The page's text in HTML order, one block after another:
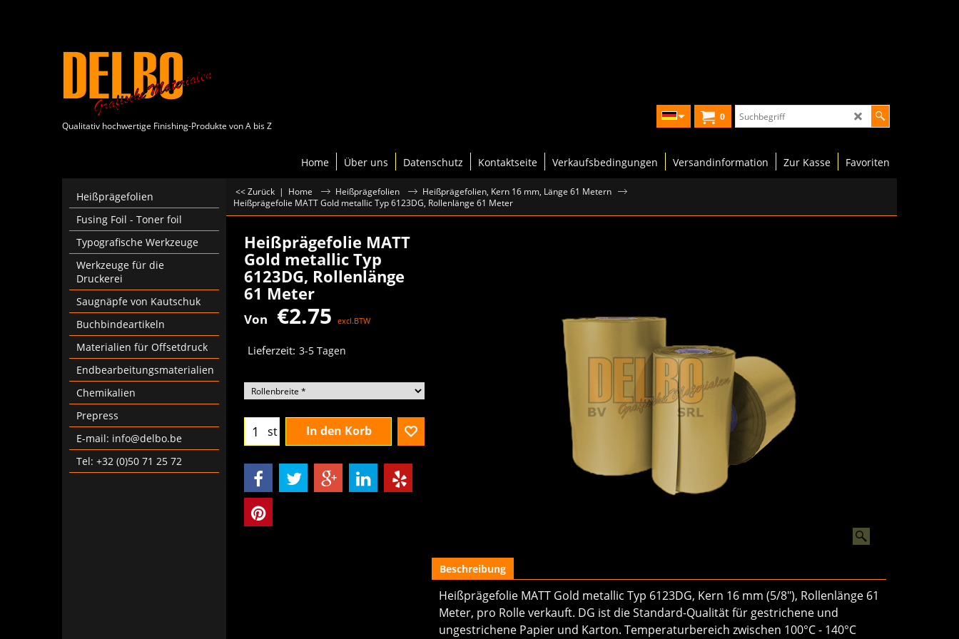
Qualitativ hochwertige Finishing-Produkte von A bis Z
0
Home Über uns Datenschutz Kontaktseite Verkaufsbedingungen Versandinformation Zur Kasse Favoriten
Heißprägefolien
Fusing Foil - Toner foil
Typografische Werkzeuge
Werkzeuge für die
Druckerei
Saugnäpfe von Kautschuk
Buchbindeartikeln
Materialien für Offsetdruck
Endbearbeitungsmaterialien
Chemikalien
Prepress
E-mail: info@delbo.be
Tel: +32 (0)50 71 25 72
<< Zurück | Home Heißprägefolien
Heißprägefolien, Kern 16 mm, Länge 61 Metern
Heißprägefolie MATT Gold metallic Typ 6123DG, Rollenlänge 61 Meter
Heißprägefolie MATT
Gold metallic Typ
6123DG, Rollenlänge
61 Meter
Von €2.75 excl.BTW
Lieferzeit: 3-5 Tagen
st In den Korb
Beschreibung
Heißprägefolie MATT Gold metallic Typ 6123DG, Kern 16 mm (5/8"), Rollenlänge 61
Meter, pro Rolle verkauft. DG ist die Standard-Qualität für gestrichene und
ungestrichene Papier und Karton. Temperaturbereich zwischen 100°C - 140°C